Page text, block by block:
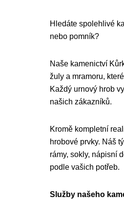
Hledáte spolehlivé
nebo pomník?
Naše kamenictví
žuly a mramoru,
Každý urnový hrob
našich zákazníků.
Kromě kompletní
hrobové prvky. Náš
rámy, sokly, nápisní
podle vašich potřeb.
Služby našeho